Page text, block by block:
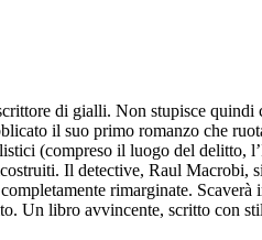
di gialli. Non stupisce
il suo primo romanzo che
(compreso il luogo del delitto,
Il detective, Raul
rimarginate.
Un libro avvincente, scritto con